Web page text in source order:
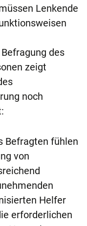
Lenkende
des
zeigt
noch
Befragten fühlen
von
Helfer
erforderlichen